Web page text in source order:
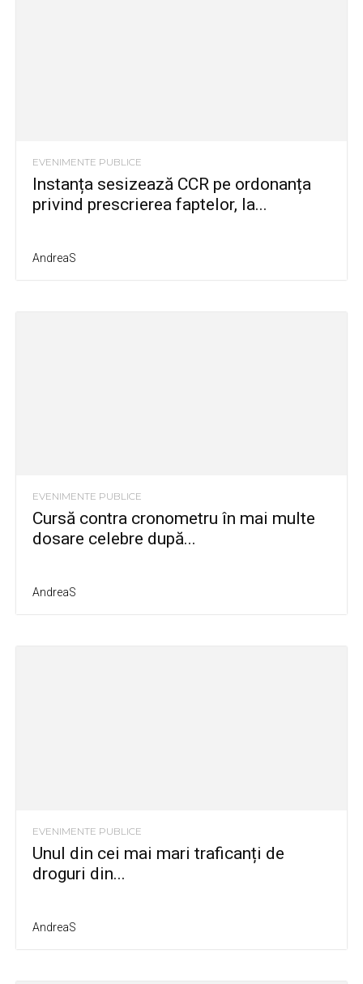
EVENIMENTE PUBLICE
Instanța sesizează CCR pe ordonanța
privind prescrierea faptelor, la...
AndreaS
EVENIMENTE PUBLICE
Cursă contra cronometru în mai multe
dosare celebre după...
AndreaS
EVENIMENTE PUBLICE
Unul din cei mai mari traficanți de
droguri din...
AndreaS